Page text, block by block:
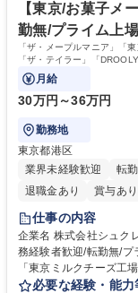
れている方 学歴・資格 学歴：大学院 大学 高専 短大 専修学校 語学力： 資
格：
【東京/お菓子メ
勤無/プライム上
「ザ・メープルマニア」「
「ザ・テイラー」「
ブランド商品の事務業務を
月給
30万円～36万円
勤務地
東京都港区
業界未経験歓迎
転
退職金あり
賞与あり
仕事の内容
企業名 株式会社シュクレイ 求人名 【東京/お菓子メーカーの事
務経験者歓迎/転勤無/プライム上場G 仕事の内
「東京ミルクチーズ工
ー」「DROOLY」等の
必要な経験・能力